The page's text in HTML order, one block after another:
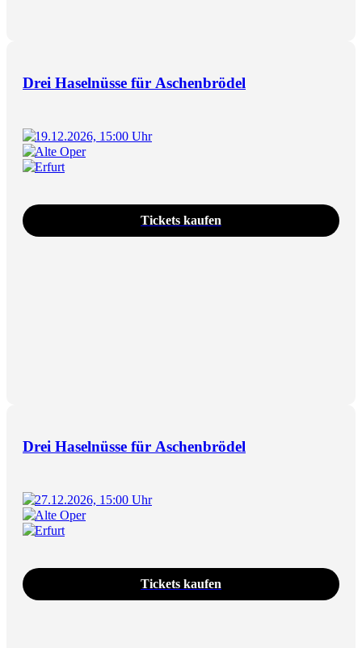
Drei Haselnüsse für Aschenbrödel
19.12.2026, 15:00 Uhr
Alte Oper
Erfurt
Tickets kaufen
Drei Haselnüsse für Aschenbrödel
27.12.2026, 15:00 Uhr
Alte Oper
Erfurt
Tickets kaufen